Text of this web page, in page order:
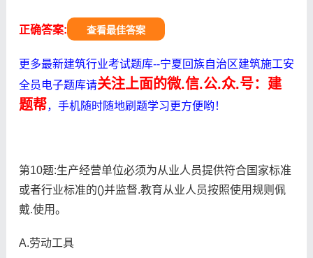
正确答案: 查看最佳答案
更多最新建筑行业考试题库--宁夏回族自治区建筑施工安
全员电子题库请关注上面的微.信.公.众.号：建
题帮，手机随时随地刷题学习更方便哟！
第10题:生产经营单位必须为从业人员提供符合国家标准
或者行业标准的()并监督.教育从业人员按照使用规则佩
戴.使用。
A.劳动工具